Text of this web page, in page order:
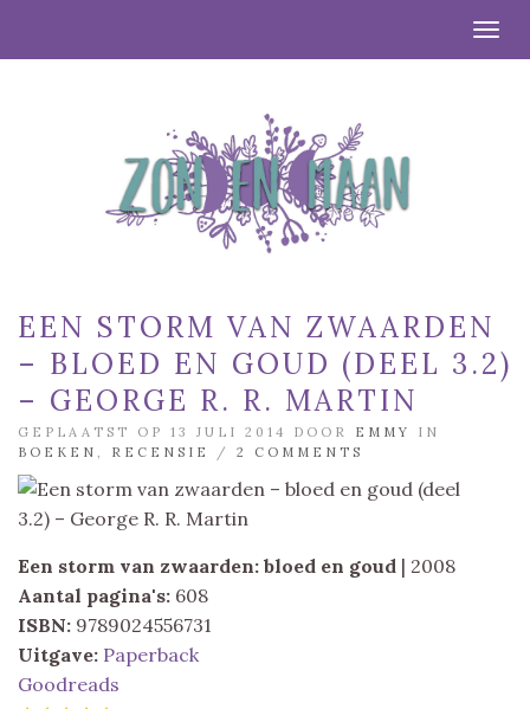
EEN STORM VAN ZWAARDEN
– BLOED EN GOUD (DEEL 3.2)
– GEORGE R. R. MARTIN
GEPLAATST OP 13 JULI 2014 DOOR EMMY
IN
BOEKEN
RECENSIE / 2 COMMENTS
Een storm van zwaarden: bloed en goud | 2008
Aantal pagina's: 608
ISBN: 9789024556731
Uitgave: Paperback
Goodreads